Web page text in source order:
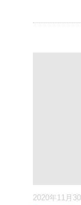
2020年11月